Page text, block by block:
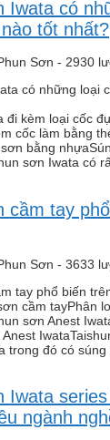
Iwata có
tốt nhất?
Sơn - 2930
đi kèm loại cốc
cốc làm bằng
bằng
sơn Iwata có
cầm tay
Sơn - 3633
cầm tayPhân
sơn Anest
trong đó có
Iwata
ngành